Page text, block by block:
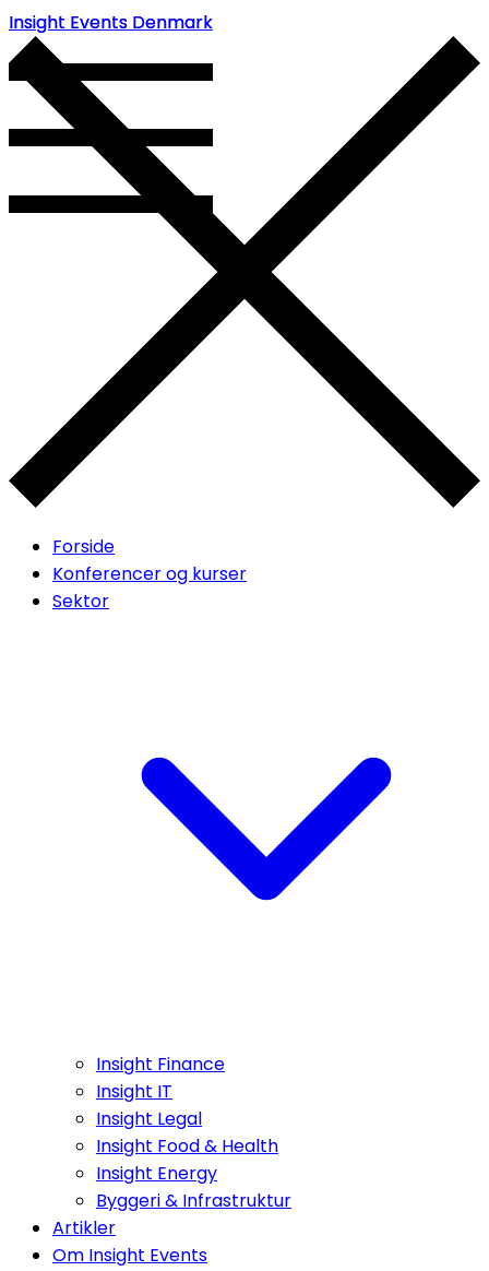
Insight Events Denmark
Insight Events Denmark
Forside
Konferencer og kurser
Sektor
Insight Finance
Insight IT
Insight Legal
Insight Food & Health
Insight Energy
Byggeri & Infrastruktur
Artikler
Om Insight Events